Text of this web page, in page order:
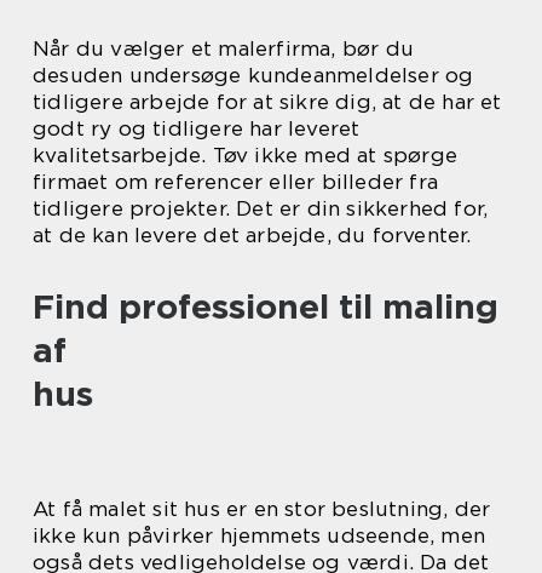
Når du vælger et malerfirma, bør du
desuden undersøge kundeanmeldelser og
tidligere arbejde for at sikre dig, at de har et
godt ry og tidligere har leveret
kvalitetsarbejde. Tøv ikke med at spørge
firmaet om referencer eller billeder fra
tidligere projekter. Det er din sikkerhed for,
at de kan levere det arbejde, du forventer.
Find professionel til maling
af
hus
At få malet sit hus er en stor beslutning, der
ikke kun påvirker hjemmets udseende, men
også dets vedligeholdelse og værdi. Da det